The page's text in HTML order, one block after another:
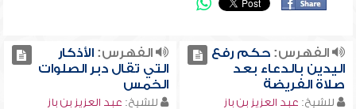
الفهرس:حكم رفع
اليدين بالدعاء بعد
صلاة الفريضة
للشيخ: عبد العزيز بن باز
الفهرس:الأذكار
التي تقال دبر الصلوات
الخمس
للشيخ: عبد العزيز بن باز